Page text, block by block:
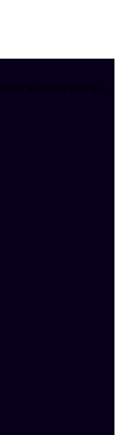
Kalender sind das